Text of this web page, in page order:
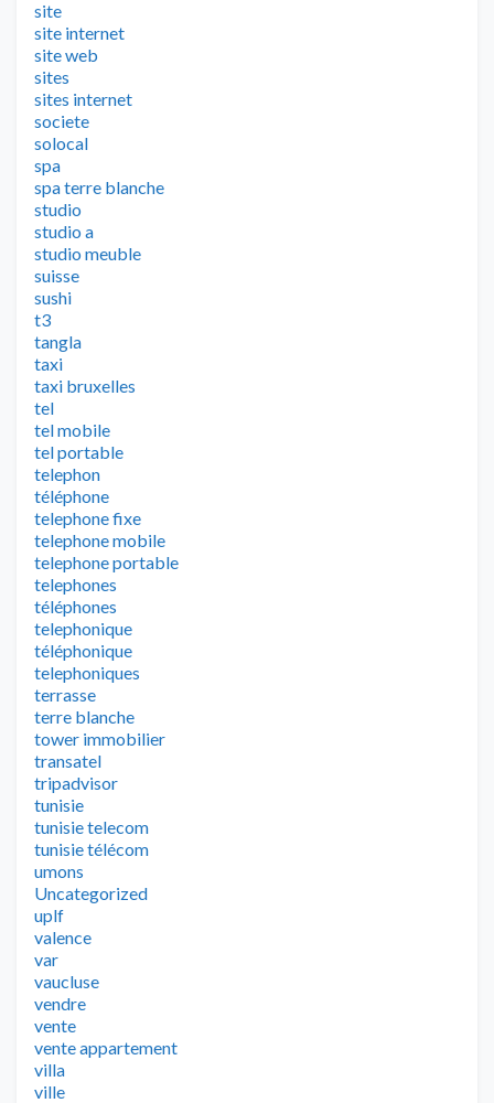
site
site internet
site web
sites
sites internet
societe
solocal
spa
spa terre blanche
studio
studio a
studio meuble
suisse
sushi
t3
tangla
taxi
taxi bruxelles
tel
tel mobile
tel portable
telephon
téléphone
telephone fixe
telephone mobile
telephone portable
telephones
téléphones
telephonique
téléphonique
telephoniques
terrasse
terre blanche
tower immobilier
transatel
tripadvisor
tunisie
tunisie telecom
tunisie télécom
umons
Uncategorized
uplf
valence
var
vaucluse
vendre
vente
vente appartement
villa
ville